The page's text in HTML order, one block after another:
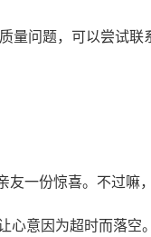
量问题，可以尝试联
一份惊喜。不过嘛，
心意因为超时而落空。